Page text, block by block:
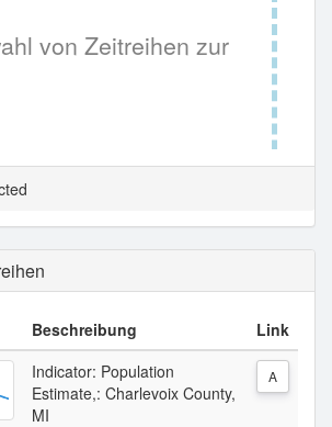
von Zeitreihen zur
Tabellenansicht.
Beschreibung Link
Indicator: Population
Estimate,: Charlevoix County,
MI
A